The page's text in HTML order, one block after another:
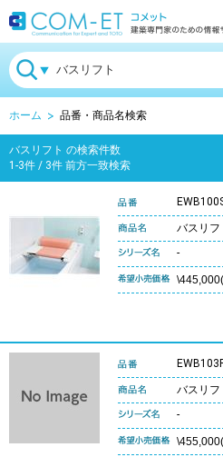
ホーム 品番・商品名検索
バスリフト の検索件数
1-3件 / 3件 前方一致検索
バスリフ
-
バスリフ
-